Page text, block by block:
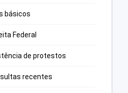
básicos
Federal
de protestos
recentes